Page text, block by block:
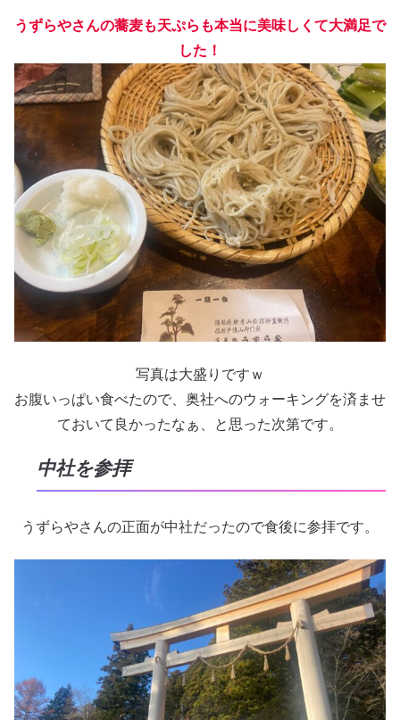
うずらやさんの蕎麦も天ぷらも本当に美味しくて大満足で
した！
写真は大盛りですｗ
お腹いっぱい食べたので、奥社へのウォーキングを済ませ
ておいて良かったなぁ、と思った次第です。
中社を参拝
うずらやさんの正面が中社だったので食後に参拝です。